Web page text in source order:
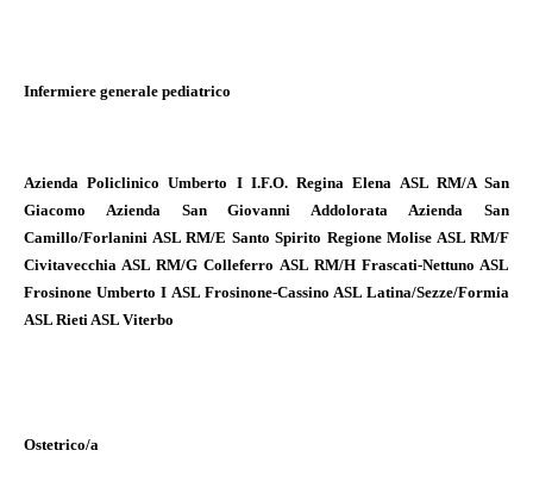
Infermiere generale pediatrico
Azienda Policlinico Umberto I I.F.O. Regina Elena ASL RM/A San
Giacomo Azienda San Giovanni Addolorata Azienda San
Camillo/Forlanini ASL RM/E Santo Spirito Regione Molise ASL RM/F
Civitavecchia ASL RM/G Colleferro ASL RM/H Frascati-Nettuno ASL
Frosinone Umberto I ASL Frosinone-Cassino ASL Latina/Sezze/Formia
ASL Rieti ASL Viterbo
Ostetrico/a